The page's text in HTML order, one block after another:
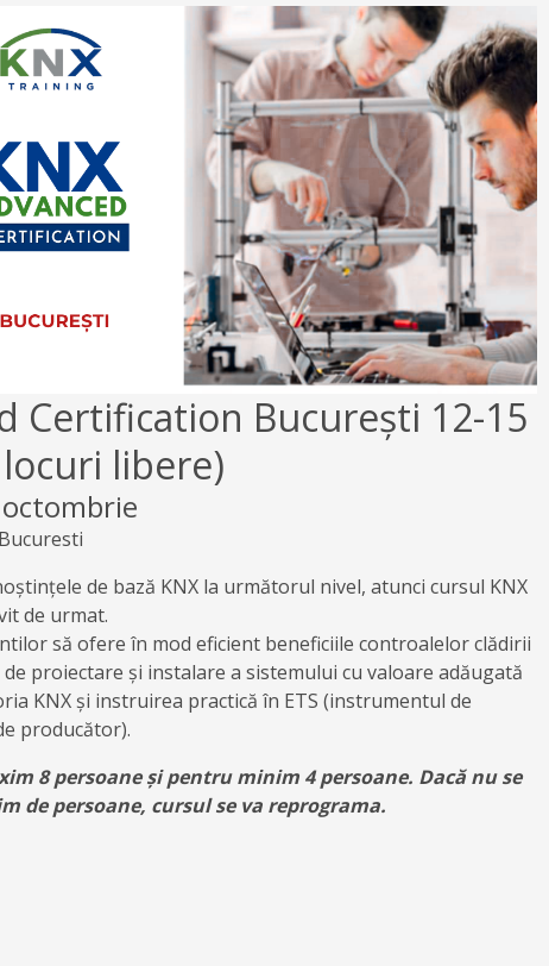
Certification București 12-15
libere)
de bază KNX la următorul nivel, atunci cursul KNX
de urmat.
să ofere în mod eficient beneficiile controalelor clădirii
de proiectare și instalare a sistemului cu valoare adăugată
KNX și instruirea practică în ETS (instrumentul de
producător).
8 persoane și pentru minim 4 persoane. Dacă nu se
de persoane, cursul se va reprograma.